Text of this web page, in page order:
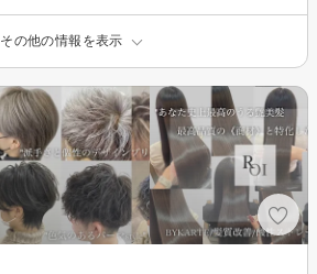
その他の情報を表示